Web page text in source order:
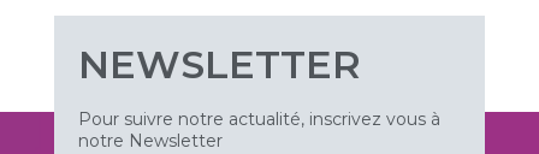
NEWSLETTER
Pour suivre notre actualité, inscrivez vous à
notre Newsletter